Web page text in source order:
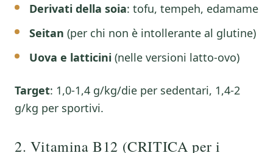
Derivati della soia: tofu, tempeh, edamame
Seitan (per chi non è intollerante al glutine)
Uova e latticini (nelle versioni latto-ovo)
Target: 1,0-1,4 g/kg/die per sedentari, 1,4-2
g/kg per sportivi.
2. Vitamina B12 (CRITICA per i